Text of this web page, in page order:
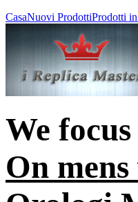
CasaNuovi ProdottiProdotti
We
On